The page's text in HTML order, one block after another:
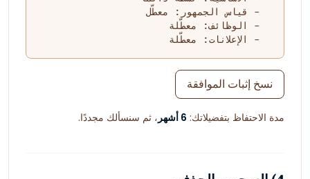
نسخ إثبات الموافقة
مدة الاحتفاظ بتفضيلاتك: 6 أشهر ، ثم سنسألك مجددًا.